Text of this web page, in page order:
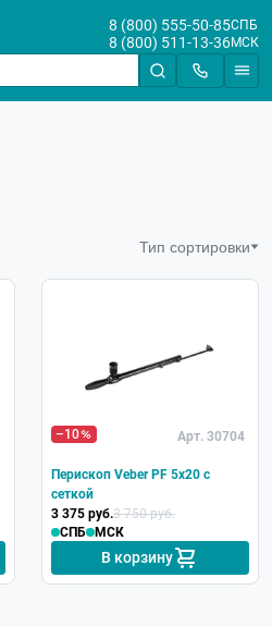
8 (800) 555-50-85СПБ
8 (800) 511-13-36МСК
До
Тип сортировки
–10 Арт. 30704
Перископ Veber PF 5x20 с
сеткой
3 375 руб.3 750 руб.
СПБ
МСК
В корзину